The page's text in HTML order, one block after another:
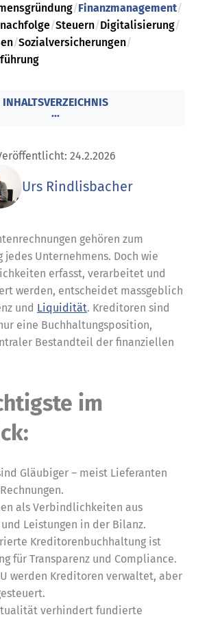
/Finanzmanagement/
/Steuern/Digitalisierung/
/Sozialversicherungen/
INHALTSVERZEICHNIS
...
24.2.2026
Urs Rindlisbacher
gehören zum
jedes Unternehmens. Doch wie
erfasst, verarbeitet und
werden, entscheidet massgeblich
und Liquidität. Kreditoren sind
eine Buchhaltungsposition,
Bestandteil der finanziellen
im
Gläubiger – meist Lieferanten
als Verbindlichkeiten aus
Leistungen in der Bilanz.
Kreditorenbuchhaltung ist
für Transparenz und Compliance.
werden Kreditoren verwaltet, aber
verhindert fundierte